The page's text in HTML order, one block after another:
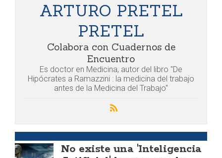
ARTURO PRETEL
PRETEL
Colabora con Cuadernos de
Encuentro
Es doctor en Medicina, autor del libro "De
Hipócrates a Ramazzini : la medicina del trabajo
antes de la Medicina del Trabajo"
No existe una 'Inteligencia